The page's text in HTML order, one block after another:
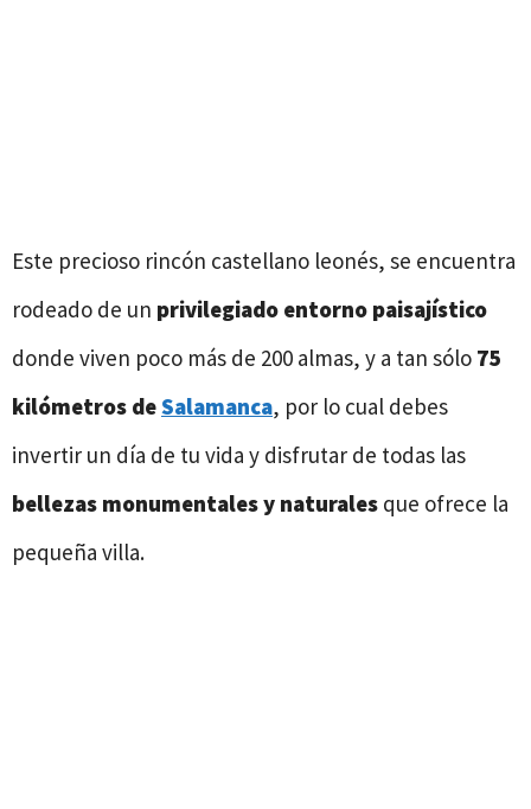
Este precioso rincón castellano leonés, se encuentra
rodeado de un privilegiado entorno paisajístico
donde viven poco más de 200 almas, y a tan sólo 75
kilómetros deSalamanca, por lo cual debes
invertir un día de tu vida y disfrutar de todas las
bellezas monumentales y naturales que ofrece la
pequeña villa.